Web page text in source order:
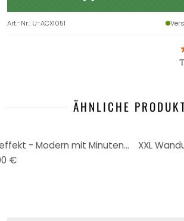
Art.-Nr.: U-ACX1051
ÄHNLICHE
XXL Wanduhr Alu Dibond Silbereffekt - Modern mit Minutenanzeige Ø 70 cm
€
XXL